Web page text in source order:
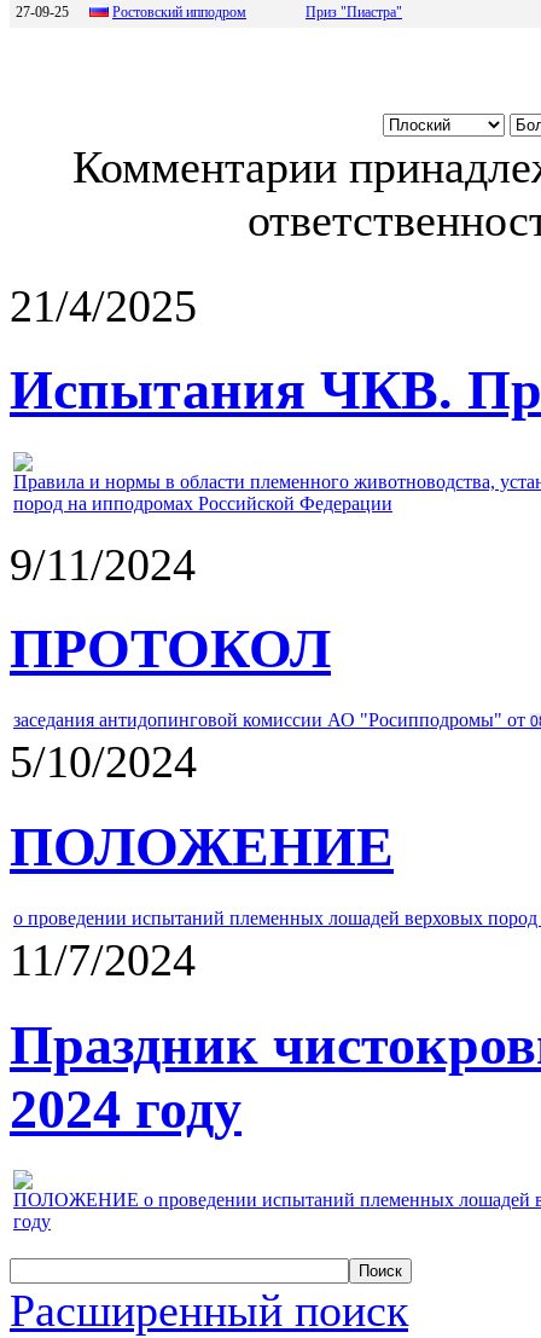
27-09-25
Pocтoвcкий иппoдрoм Приз "Пиастра"
Комментарии
21/4/2025
Испытания ЧКВ.
Правила и нормы в области племенного животноводства,
пород на ипподромах Российской Федерации
9/11/2024
ПРОТОКОЛ
заседания антидопинговой комиссии АО "Росипподромы" от
5/10/2024
ПОЛОЖЕНИЕ
о проведении испытаний племенных лошадей верховых
11/7/2024
Праздник
2024 году
ПОЛОЖЕНИЕ о проведении испытаний племенных лошадей
году
Расширенный поиск